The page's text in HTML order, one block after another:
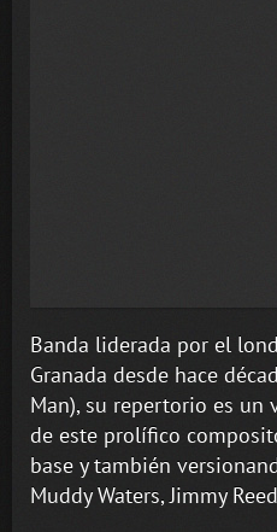
Banda liderada por el
Granada desde hace
Man), su repertorio es un
de este prolífico
base y también
Muddy Waters, Jimmy